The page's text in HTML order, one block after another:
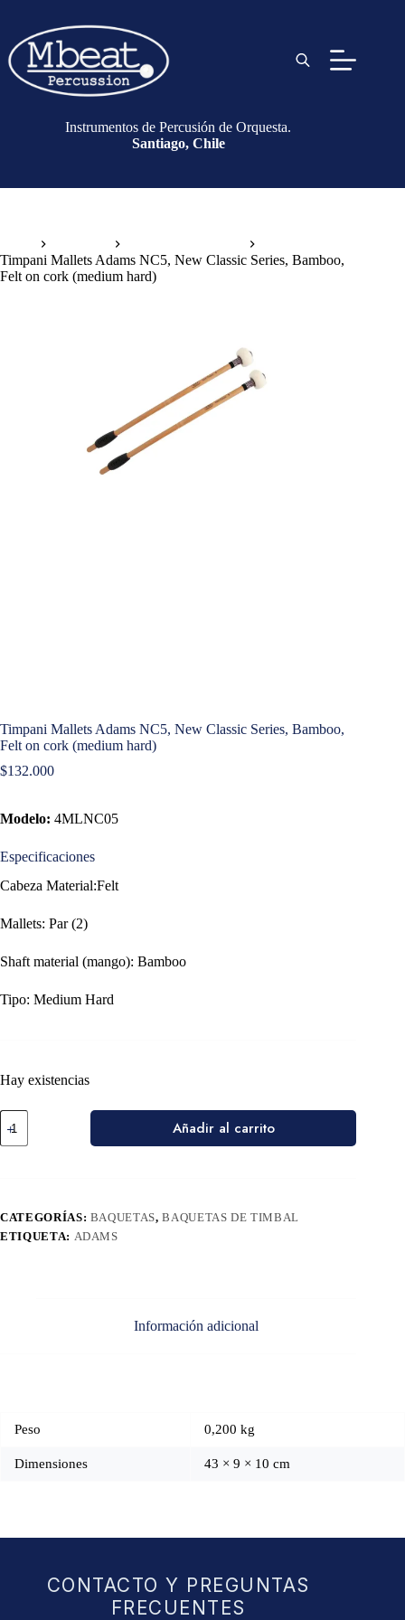
Instrumentos de Percusión de Orquesta.
Santiago, Chile
Timpani Mallets Adams NC5, New Classic Series, Bamboo,
Felt on cork (medium hard)
Timpani Mallets Adams NC5, New Classic Series, Bamboo,
Felt on cork (medium hard)
$132.000
Modelo: 4MLNC05
Especificaciones
Cabeza Material:Felt
Mallets: Par (2)
Shaft material (mango): Bamboo
Tipo: Medium Hard
Hay existencias
Añadir al carrito
CATEGORÍAS: BAQUETAS,BAQUETAS DE TIMBAL
ETIQUETA: ADAMS
Información adicional
Peso 0,200 kg
Dimensiones 43 × 9 × 10 cm
CONTACTO Y PREGUNTAS
FRECUENTES